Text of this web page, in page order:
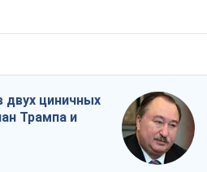
двух циничных
Трампа и